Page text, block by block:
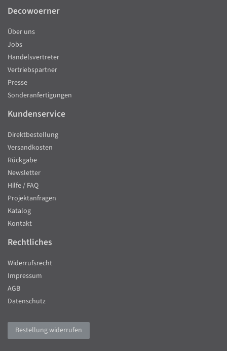
Decowoerner
Über uns
Jobs
Handelsvertreter
Vertriebspartner
Presse
Sonderanfertigungen
Kundenservice
Direktbestellung
Versandkosten
Rückgabe
Newsletter
Hilfe / FAQ
Projektanfragen
Katalog
Kontakt
Rechtliches
Widerrufsrecht
Impressum
AGB
Datenschutz
Bestellung widerrufen